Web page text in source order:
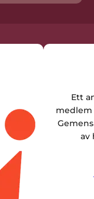
Ett
medlem
av